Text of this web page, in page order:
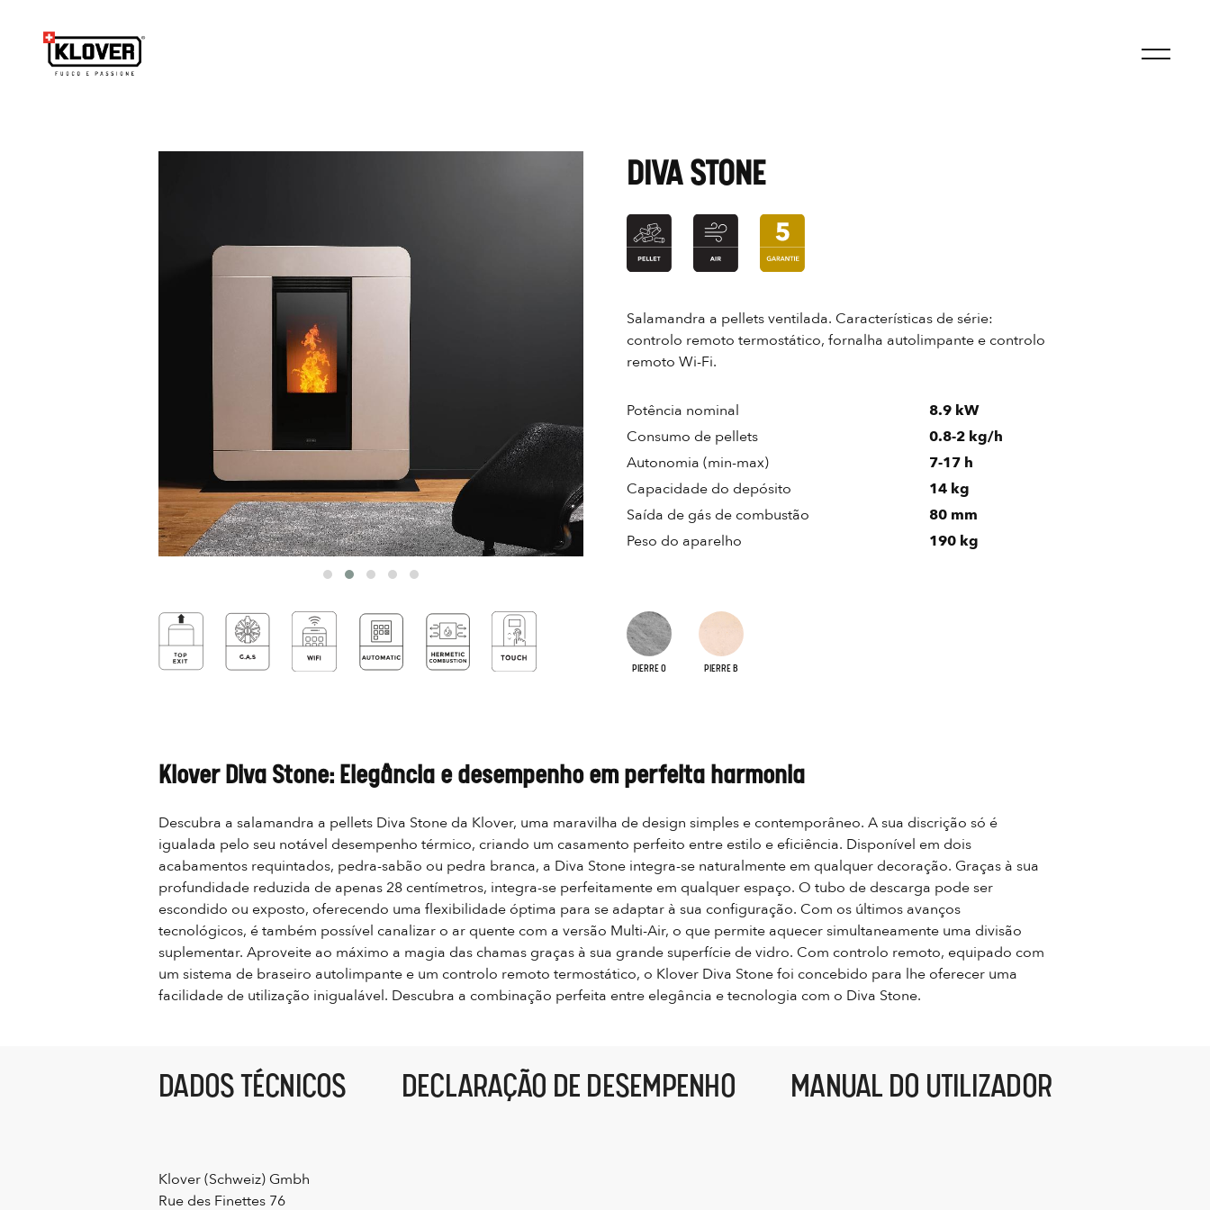
DIVA STONE
Salamandra a pellets ventilada. Características de série:
controlo remoto termostático, fornalha autolimpante e controlo
remoto Wi-Fi.
Potência nominal
8.9 kW
Consumo de pellets
0.8-2 kg/h
Autonomia (min-max)
7-17 h
Capacidade do depósito
14 kg
Saída de gás de combustão
80 mm
Peso do aparelho
190 kg
PIERRE O PIERRE B
Klover Diva Stone: Elegância e desempenho em perfeita harmonia
Descubra a salamandra a pellets Diva Stone da Klover, uma maravilha de design simples e contemporâneo. A sua discrição só é
igualada pelo seu notável desempenho térmico, criando um casamento perfeito entre estilo e eficiência. Disponível em dois
acabamentos requintados, pedra-sabão ou pedra branca, a Diva Stone integra-se naturalmente em qualquer decoração. Graças à sua
profundidade reduzida de apenas 28 centímetros, integra-se perfeitamente em qualquer espaço. O tubo de descarga pode ser
escondido ou exposto, oferecendo uma flexibilidade óptima para se adaptar à sua configuração. Com os últimos avanços
tecnológicos, é também possível canalizar o ar quente com a versão Multi-Air, o que permite aquecer simultaneamente uma divisão
suplementar. Aproveite ao máximo a magia das chamas graças à sua grande superfície de vidro. Com controlo remoto, equipado com
um sistema de braseiro autolimpante e um controlo remoto termostático, o Klover Diva Stone foi concebido para lhe oferecer uma
facilidade de utilização inigualável. Descubra a combinação perfeita entre elegância e tecnologia com o Diva Stone.
DADOS TÉCNICOS DECLARAÇÃO DE DESEMPENHO MANUAL DO UTILIZADOR
Klover (Schweiz) Gmbh
Rue des Finettes 76